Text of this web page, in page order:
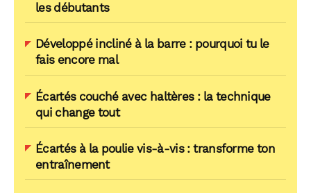
les débutants
Développé incliné à la barre : pourquoi tu le
fais encore mal
Écartés couché avec haltères : la technique
qui change tout
Écartés à la poulie vis-à-vis : transforme ton
entraînement